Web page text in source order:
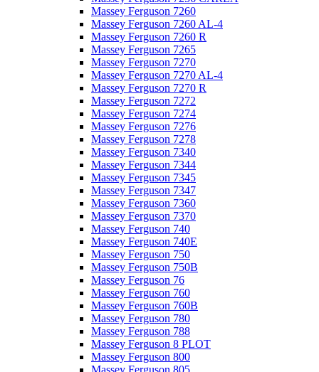
Massey Ferguson 7260
Massey Ferguson 7260 AL-4
Massey Ferguson 7260 R
Massey Ferguson 7265
Massey Ferguson 7270
Massey Ferguson 7270 AL-4
Massey Ferguson 7270 R
Massey Ferguson 7272
Massey Ferguson 7274
Massey Ferguson 7276
Massey Ferguson 7278
Massey Ferguson 7340
Massey Ferguson 7344
Massey Ferguson 7345
Massey Ferguson 7347
Massey Ferguson 7360
Massey Ferguson 7370
Massey Ferguson 740
Massey Ferguson 740E
Massey Ferguson 750
Massey Ferguson 750B
Massey Ferguson 76
Massey Ferguson 760
Massey Ferguson 760B
Massey Ferguson 780
Massey Ferguson 788
Massey Ferguson 8 PLOT
Massey Ferguson 800
Massey Ferguson 805